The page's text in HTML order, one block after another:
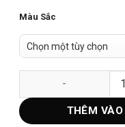
Màu Sắc
Magic Keyboard cho
THÊM